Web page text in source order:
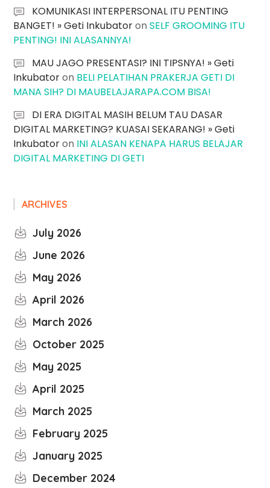
KOMUNIKASI INTERPERSONAL ITU PENTING
BANGET! » Geti InkubatoronSELF GROOMING ITU
PENTING! INI ALASANNYA!
MAU JAGO PRESENTASI? INI TIPSNYA! » Geti
Inkubatoron BELI PELATIHAN PRAKERJA GETI DI
MANA SIH? DI MAUBELAJARAPA.COM BISA!
DI ERA DIGITAL MASIH BELUM TAU DASAR
DIGITAL MARKETING? KUASAI SEKARANG! » Geti
Inkubatoron INI ALASAN KENAPA HARUS BELAJAR
DIGITAL MARKETING DI GETI
ARCHIVES
July 2026
June 2026
May 2026
April 2026
March 2026
October 2025
May 2025
April 2025
March 2025
February 2025
January 2025
December 2024